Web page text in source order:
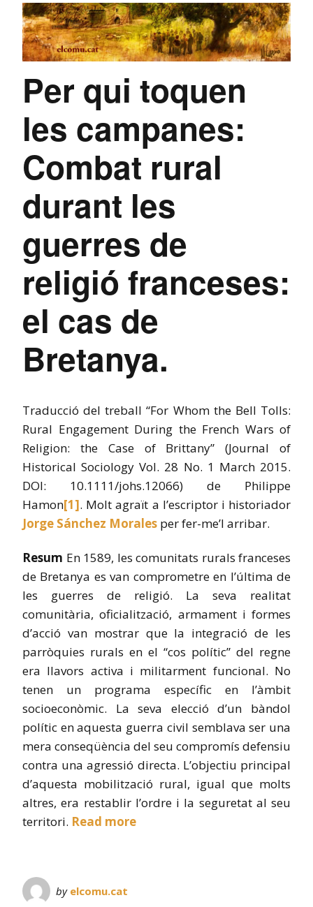
Per qui toquen
les campanes:
Combat rural
durant les
guerres de
religió franceses:
el cas de
Bretanya.
Traducció del treball “For Whom the Bell Tolls:
Rural Engagement During the French Wars of
Religion: the Case of Brittany” (Journal of
Historical Sociology Vol. 28 No. 1 March 2015.
DOI: 10.1111/johs.12066) de Philippe
Hamon[1]. Molt agraït a l’escriptor i historiador
Jorge Sánchez Morales per fer-me’l arribar.
Resum En 1589, les comunitats rurals franceses
de Bretanya es van comprometre en l’última de
les guerres de religió. La seva realitat
comunitària, oficialització, armament i formes
d’acció van mostrar que la integració de les
parròquies rurals en el “cos polític” del regne
era llavors activa i militarment funcional. No
tenen un programa específic en l’àmbit
socioeconòmic. La seva elecció d’un bàndol
polític en aquesta guerra civil semblava ser una
mera conseqüència del seu compromís defensiu
contra una agressió directa. L’objectiu principal
d’aquesta mobilització rural, igual que molts
altres, era restablir l’ordre i la seguretat al seu
territori. Read more
by elcomu.cat